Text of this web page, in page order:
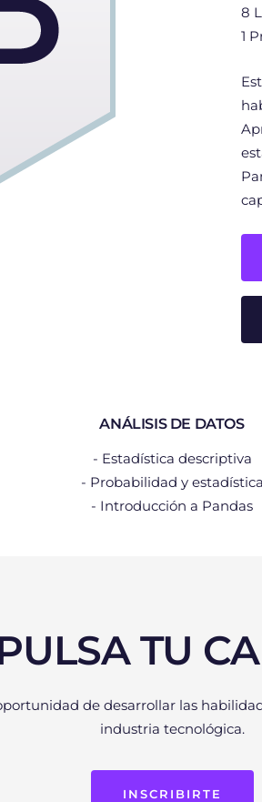
8
1
ANÁLISIS DE DATOS
- Estadística descriptiva
- Probabilidad y estadística
- Introducción a Pandas
TU
de desarrollar las
industria tecnológica.
INSCRIBIRTE